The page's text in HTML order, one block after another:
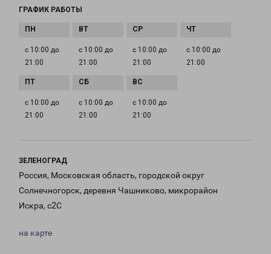
ГРАФИК РАБОТЫ
с 10:00 до
21:00
с 10:00 до
21:00
с 10:00 до
21:00
с 10:00 до
21:00
с 10:00 до
21:00
с 10:00 до
21:00
с 10:00 до
21:00
ЗЕЛЕНОГРАД
Россия, Московская область, городской округ
Солнечногорск, деревня Чашниково, микрорайон
Искра, с2С
на карте